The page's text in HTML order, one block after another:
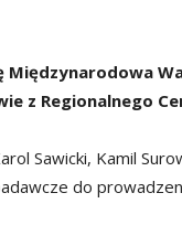
Międzynarodowa
z Regionalnego
Sawicki, Kamil
do